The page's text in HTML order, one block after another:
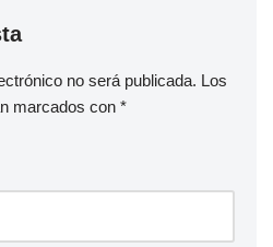
no será publicada. Los
marcados con *